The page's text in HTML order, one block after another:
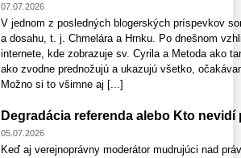
07.07.2026
V jednom z posledných blogerských príspevkov
a dosahu, t. j. Chmelára a Hrnku. Po dnešnom
internete, kde zobrazuje sv. Cyrila a Metoda ako
ako zvodne prednožujú a ukazujú všetko,
Možno si to všimne aj [...]
Degradácia referenda alebo Kto
05.07.2026
Keď aj verejnoprávny moderátor mudrujúci nad